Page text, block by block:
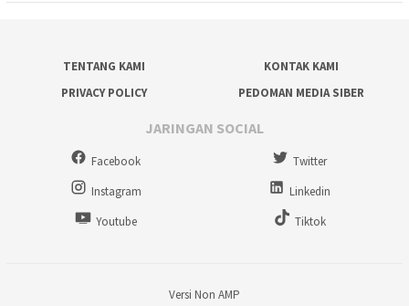
TENTANG KAMI
KONTAK KAMI
PRIVACY POLICY
PEDOMAN MEDIA SIBER
JARINGAN SOCIAL
Facebook
Twitter
Instagram
Linkedin
Youtube
Tiktok
Versi Non AMP